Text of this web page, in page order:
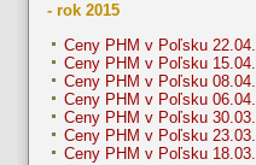
- rok 2015
Ceny PHM v Poľsku 22.04.
Ceny PHM v Poľsku 15.04.
Ceny PHM v Poľsku 08.04.
Ceny PHM v Poľsku 06.04.
Ceny PHM v Poľsku 30.03.
Ceny PHM v Poľsku 23.03.
Ceny PHM v Poľsku 18.03.